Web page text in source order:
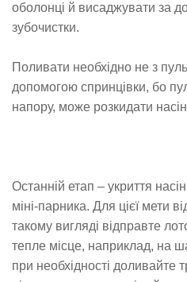
оболонці й висаджувати за
зубочистки.
Поливати необхідно не з
допомогою спринцівки, бо
напору, може розкидати
Останній етап – укриття
міні-парника. Для цієї мети
такому вигляді відправте
тепле місце, наприклад, на
при необхідності доливайте